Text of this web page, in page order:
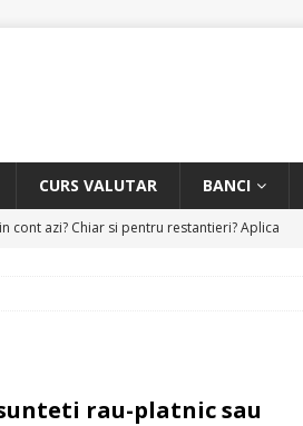
CURS VALUTAR BANCI
cont azi? Chiar si pentru restantieri? Aplica
rau-platnic sau